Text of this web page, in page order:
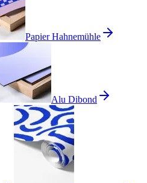
Papier Hahnemühle
Alu Dibond